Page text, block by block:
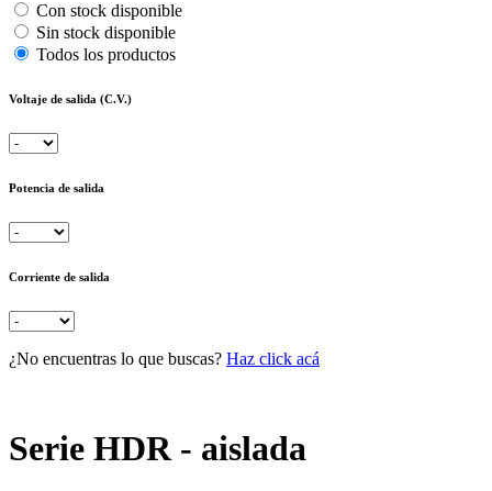
Con stock disponible
Sin stock disponible
Todos los productos
Voltaje de salida (C.V.)
Potencia de salida
Corriente de salida
¿No encuentras lo que buscas? Haz click acá
Serie HDR - aislada